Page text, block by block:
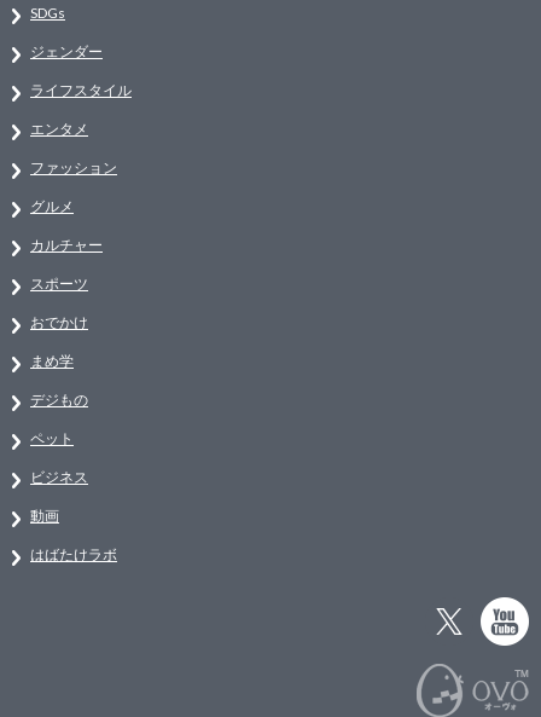
SDGs
ジェンダー
ライフスタイル
エンタメ
ファッション
グルメ
カルチャー
スポーツ
おでかけ
まめ学
デジもの
ペット
ビジネス
動画
はばたけラボ